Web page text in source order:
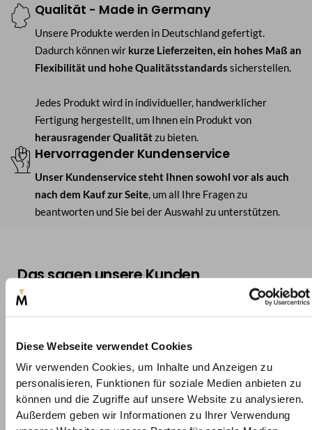
Diese Webseite verwendet Cookies
Wir verwenden Cookies, um Inhalte und Anzeigen zu
personalisieren, Funktionen für soziale Medien anbieten zu
können und die Zugriffe auf unsere Website zu analysieren.
Außerdem geben wir Informationen zu Ihrer Verwendung
Qualität - Made in Germany
Unsere Produkte werden in Deutschland gefertigt.
Dadurch können wir kurze Lieferzeiten, ein hohes Maß an
Flexibilität und hohe Qualitätsstandards sicherstellen.
Jedes Produkt wird in individueller, handwerklicher
Fertigung hergestellt, um Ihnen ein Produkt von
herausragender Qualitätzu bieten.
Hervorragender Kundenservice
Unser Kundenservice steht Ihnen sowohl vor als auch
nach dem Kauf zur Seite, um all Ihre Fragen zu
beantworten und Sie bei der Auswahl zu unterstützen.
Das sagen unsere Kunden
( 2 Bewertungen)